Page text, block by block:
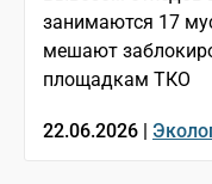
занимаются 17
мешают
площадкам ТКО
22.06.2026 |